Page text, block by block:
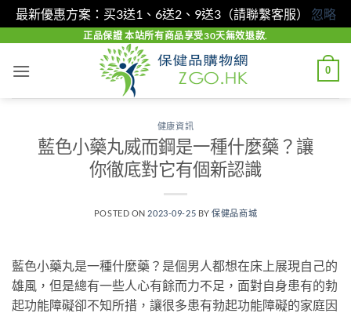
最新優惠方案：买3送1、6送2、9送3（請聯繫客服） 忽略
content
正品保證 本站所有商品享受30天無效退款.
0
健康資訊
藍色小藥丸威而鋼是一種什麼藥？讓
你徹底對它有個新認識
POSTED ON 2023-09-25 BY保健品商城
藍色小藥丸是一種什麼藥？是個男人都想在床上展現自己的
雄風，但是總有一些人心有餘而力不足，面對自身患有的勃
起功能障礙卻不知所措，讓很多患有勃起功能障礙的家庭因